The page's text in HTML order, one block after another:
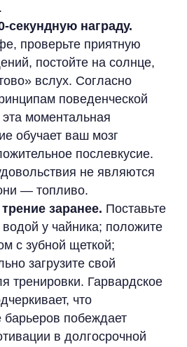
секундную награду.
проверьте приятную
постойте на солнце,
вслух. Согласно
поведенческой
эта моментальная
обучает ваш мозг
послевкусие.
не являются
— топливо.
заранее. Поставьте
водой у чайника; положите
с зубной щеткой;
загрузите свой
тренировки. Гарвардское
что
побеждает
в долгосрочной